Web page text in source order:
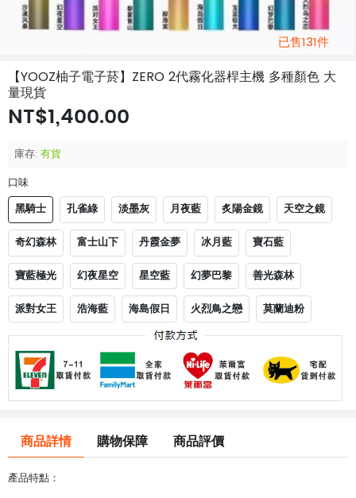
已售131件
【YOOZ柚子電子菸】ZERO 2代霧化器桿主機 多種顏色 大
量現貨
NT$1,400.00
庫存: 有貨
口味
黑騎士 孔雀綠 淡墨灰 月夜藍 炙陽金鏡
天空之鏡
奇幻森林
富士山下 丹霞金夢 冰月藍
寶石藍
寶藍極光
幻夜星空 星空藍 幻夢巴黎
善光森林
派對女王
浩海藍 海島假日 火烈鳥之戀 莫蘭迪粉
商品詳情 購物保障 商品評價
產品特點：